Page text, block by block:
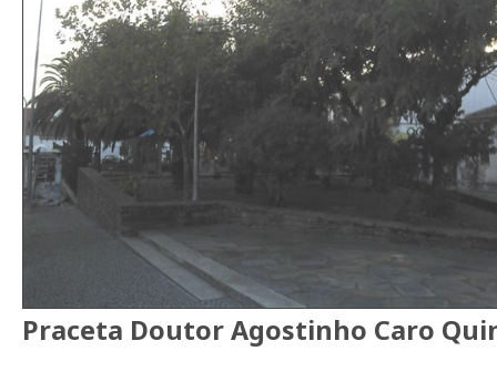
Praceta Doutor Agostinho Caro